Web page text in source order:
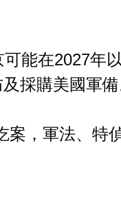
能在2027年
採購美國軍
案，軍法、特